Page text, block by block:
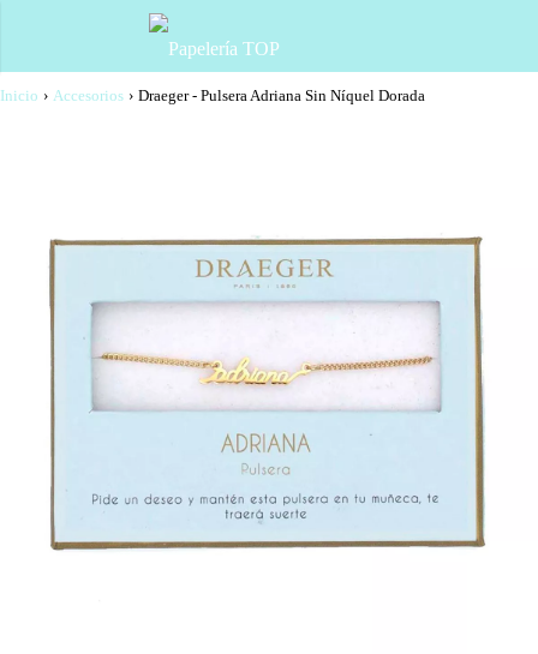
Inicio › Accesorios › Draeger - Pulsera Adriana Sin Níquel Dorada